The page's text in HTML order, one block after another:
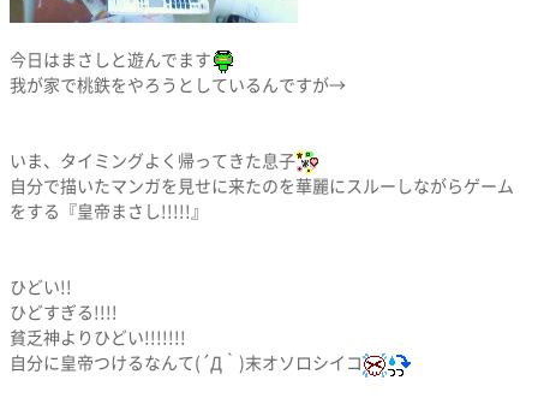
今日はまさしと遊んでます
我が家で桃鉄をやろうとしているんですが→
いま、タイミングよく帰ってきた息子
自分で描いたマンガを見せに来たのを華麗にスルーしながらゲーム
をする『皇帝まさし!!!!!』
ひどい!!
ひどすぎる!!!!
貧乏神よりひどい!!!!!!!
自分に皇帝つけるなんて(´Д｀)末オソロシイコ